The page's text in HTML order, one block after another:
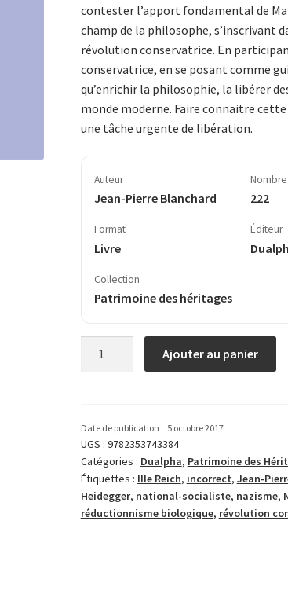
contester l’apport fondamental de
champ de la philosophe, s’inscrivant
révolution conservatrice. En
conservatrice, en se posant comme
qu’enrichir la philosophie, la libérer
monde moderne. Faire connaitre
une tâche urgente de libération.
Auteur
Jean-Pierre Blanchard 222
Format
Livre
Éditeur
Collection
Patrimoine des héritages
philosophe
incorrect
Ajouter au panier
Date de publication : 5 octobre 2017
UGS : 9782353743384
Catégories : Dualpha, Patrimoine des
Étiquettes : IIIe Reich, incorrect, Jean-
Heidegger, national-socialiste, nazisme,
réductionnisme biologique, révolution